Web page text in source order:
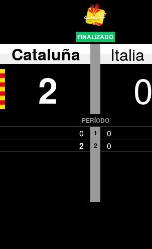
FINALIZADO
Cataluña Italia
2 0
PERÍODO
0 1
0
2
2 0